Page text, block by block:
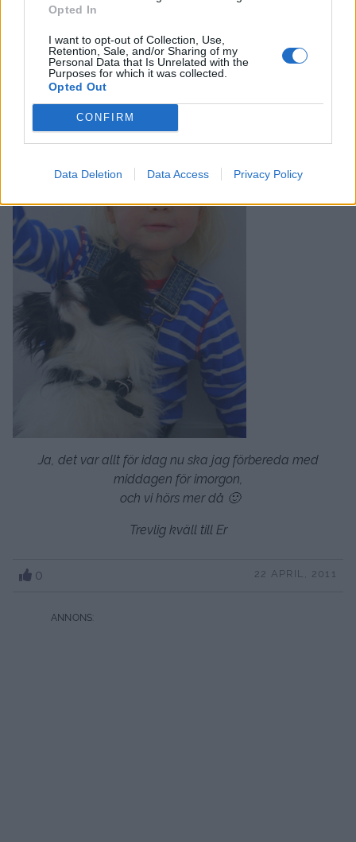
Opted In
I want to opt-out of Collection, Use,
Retention, Sale, and/or Sharing of my
Personal Data that Is Unrelated with the
Purposes for which it was collected.
Opted Out
CONFIRM
Data Deletion Data Access Privacy Policy
Kanske kan det bero på att Molly tror att Nomi har godis,
för hon sitter så fint sååå 🙂
Ja, det var allt för idag nu ska jag förbereda med
middagen för imorgon,
och vi hörs mer då 🙂
Trevlig kväll till Er
0 22 APRIL, 2011